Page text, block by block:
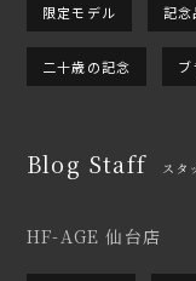
限定モデル 記念
二十歳の記念
Blog Staff スタ
HF-AGE 仙台店